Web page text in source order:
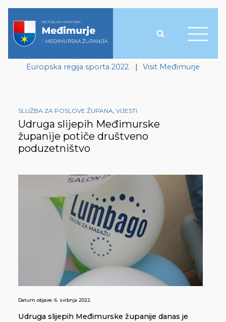
Europska regija sporta 2022. | Visit Međimurje
SLUŽBA ZA POSLOVE ŽUPANA, VIJESTI
Udruga slijepih Međimurske
županije potiče društveno
poduzetništvo
Datum objave: 6. svibnja 2022.
Udruga slijepih Međimurske županije danas je